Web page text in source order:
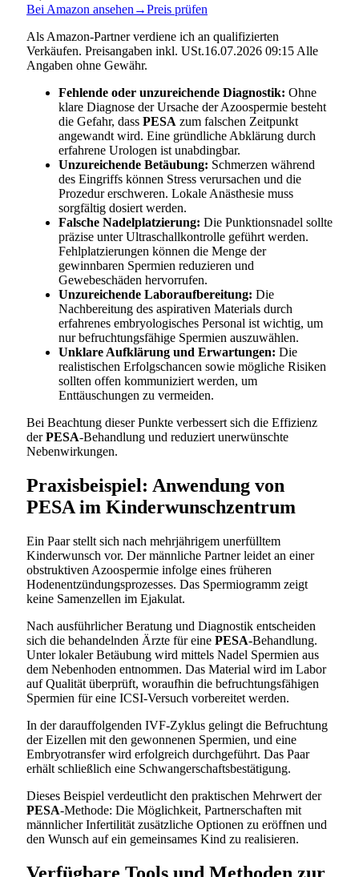
Bei Amazon ansehen →Preis prüfen
Als Amazon-Partner verdiene ich an qualifizierten
Verkäufen. Preisangaben inkl. USt.16.07.2026 09:15 Alle
Angaben ohne Gewähr.
Fehlende oder unzureichende Diagnostik: Ohne
klare Diagnose der Ursache der Azoospermie besteht
die Gefahr, dass PESA zum falschen Zeitpunkt
angewandt wird. Eine gründliche Abklärung durch
erfahrene Urologen ist unabdingbar.
Unzureichende Betäubung: Schmerzen während
des Eingriffs können Stress verursachen und die
Prozedur erschweren. Lokale Anästhesie muss
sorgfältig dosiert werden.
Falsche Nadelplatzierung: Die Punktionsnadel sollte
präzise unter Ultraschallkontrolle geführt werden.
Fehlplatzierungen können die Menge der
gewinnbaren Spermien reduzieren und
Gewebeschäden hervorrufen.
Unzureichende Laboraufbereitung: Die
Nachbereitung des aspirativen Materials durch
erfahrenes embryologisches Personal ist wichtig, um
nur befruchtungsfähige Spermien auszuwählen.
Unklare Aufklärung und Erwartungen: Die
realistischen Erfolgschancen sowie mögliche Risiken
sollten offen kommuniziert werden, um
Enttäuschungen zu vermeiden.
Bei Beachtung dieser Punkte verbessert sich die Effizienz
derPESA-Behandlung und reduziert unerwünschte
Nebenwirkungen.
Praxisbeispiel: Anwendung von
PESA im Kinderwunschzentrum
Ein Paar stellt sich nach mehrjährigem unerfülltem
Kinderwunsch vor. Der männliche Partner leidet an einer
obstruktiven Azoospermie infolge eines früheren
Hodenentzündungsprozesses. Das Spermiogramm zeigt
keine Samenzellen im Ejakulat.
Nach ausführlicher Beratung und Diagnostik entscheiden
sich die behandelnden Ärzte für eine PESA-Behandlung.
Unter lokaler Betäubung wird mittels Nadel Spermien aus
dem Nebenhoden entnommen. Das Material wird im Labor
auf Qualität überprüft, woraufhin die befruchtungsfähigen
Spermien für eine ICSI-Versuch vorbereitet werden.
In der darauffolgenden IVF-Zyklus gelingt die Befruchtung
der Eizellen mit den gewonnenen Spermien, und eine
Embryotransfer wird erfolgreich durchgeführt. Das Paar
erhält schließlich eine Schwangerschaftsbestätigung.
Dieses Beispiel verdeutlicht den praktischen Mehrwert der
PESA-Methode: Die Möglichkeit, Partnerschaften mit
männlicher Infertilität zusätzliche Optionen zu eröffnen und
den Wunsch auf ein gemeinsames Kind zu realisieren.